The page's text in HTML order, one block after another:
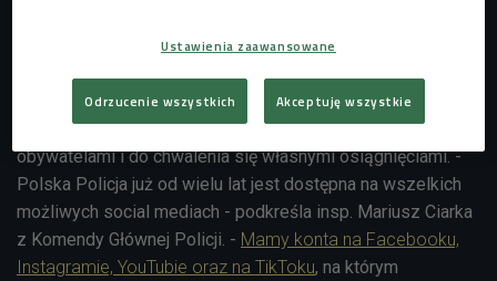
Na luzie, ale z przesłaniem
Ale popularne społecznościówki służą policji także do
przeprowadzania akcji edukacyjnych, do kontaktu z
obywatelami i do chwalenia się własnymi osiągnięciami. -
Polska Policja już od wielu lat jest dostępna na wszelkich
możliwych social mediach - podkreśla insp. Mariusz Ciarka
z Komendy Głównej Policji. - Mamy konta na Facebooku,
Instagramie, YouTubie oraz na TikToku, na którym
Ustawienia zaawansowane
Odrzucenie wszystkich Akceptuję wszystkie